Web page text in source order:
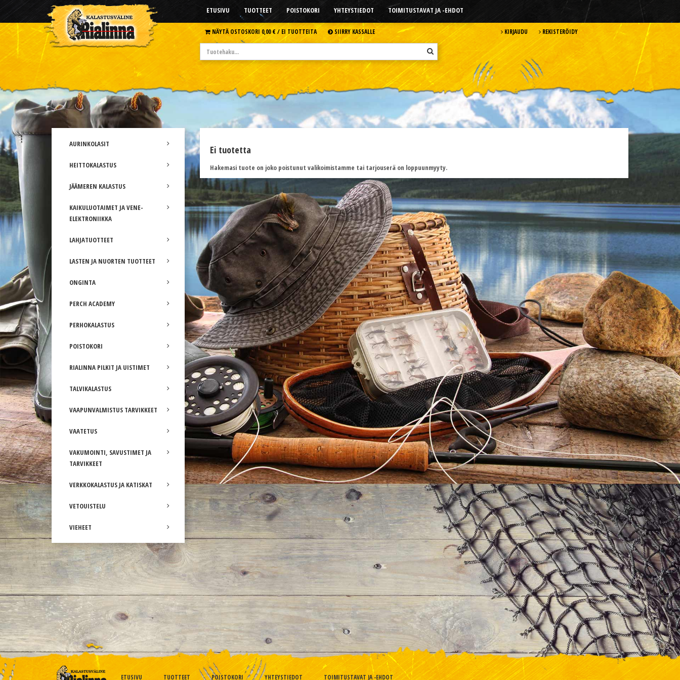
ETUSIVU TUOTTEET POISTOKORI YHTEYSTIEDOT TOIMITUSTAVAT JA -EHDOT
NÄYTÄ OSTOSKORI 0,00 € /EI TUOTTEITA SIIRRY KASSALLE KIRJAUDU REKISTERÖIDY
AURINKOLASIT
HEITTOKALASTUS
JÄÄMEREN KALASTUS
KAIKULUOTAIMET JA VENE-
ELEKTRONIIKKA
LAHJATUOTTEET
LASTEN JA NUORTEN TUOTTEET
ONGINTA
PERCH ACADEMY
PERHOKALASTUS
POISTOKORI
RIALINNA PILKIT JA UISTIMET
TALVIKALASTUS
VAAPUNVALMISTUS TARVIKKEET
VAATETUS
VAKUMOINTI, SAVUSTIMET JA
TARVIKKEET
VERKKOKALASTUS JA KATISKAT
VETOUISTELU
VIEHEET
Ei tuotetta
Hakemasi tuote on joko poistunut valikoimistamme tai tarjouserä on loppuunmyyty.
ETUSIVU TUOTTEET POISTOKORI YHTEYSTIEDOT TOIMITUSTAVAT JA -EHDOT